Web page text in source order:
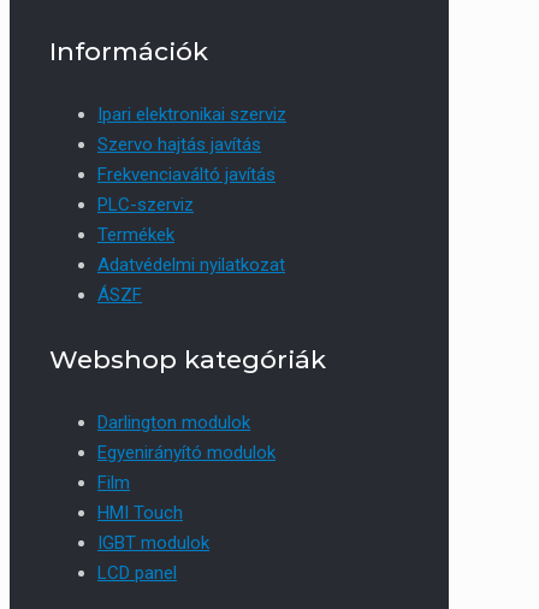
Információk
Ipari elektronikai szerviz
Szervo hajtás javítás
Frekvenciaváltó javítás
PLC-szerviz
Termékek
Adatvédelmi nyilatkozat
ÁSZF
Webshop kategóriák
Darlington modulok
Egyenirányító modulok
Film
HMI Touch
IGBT modulok
LCD panel